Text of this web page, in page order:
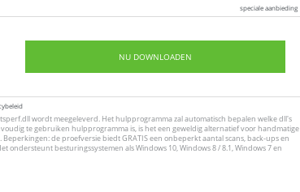
speciale aanbieding
NU DOWNLOADEN
wordt meegeleverd. Het hulpprogramma zal automatisch bepalen welke dll's
te gebruiken hulpprogramma is, is het een geweldig alternatief voor handmatige
de proefversie biedt GRATIS een onbeperkt aantal scans, back-ups en
ondersteunt besturingssystemen als Windows 10, Windows 8 / 8.1, Windows 7 en